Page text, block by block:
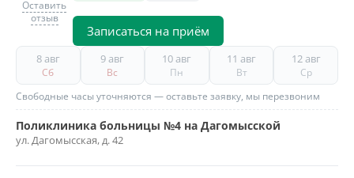
Оставить
отзыв
Записаться на приём
8 авг
Сб
9 авг
Вс
10 авг
Пн
11 авг
Вт
12 авг
Ср
Свободные часы уточняются — оставьте заявку, мы перезвоним
Поликлиника больницы №4 на Дагомысской
ул. Дагомысская, д. 42